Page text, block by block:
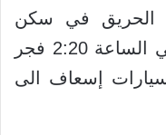
الحريق في سكن
الاطفال وصل الى الشرطة في الساعة 2:20 فجر
وانه تم إستدعاء (5) سيارات إسعاف الى